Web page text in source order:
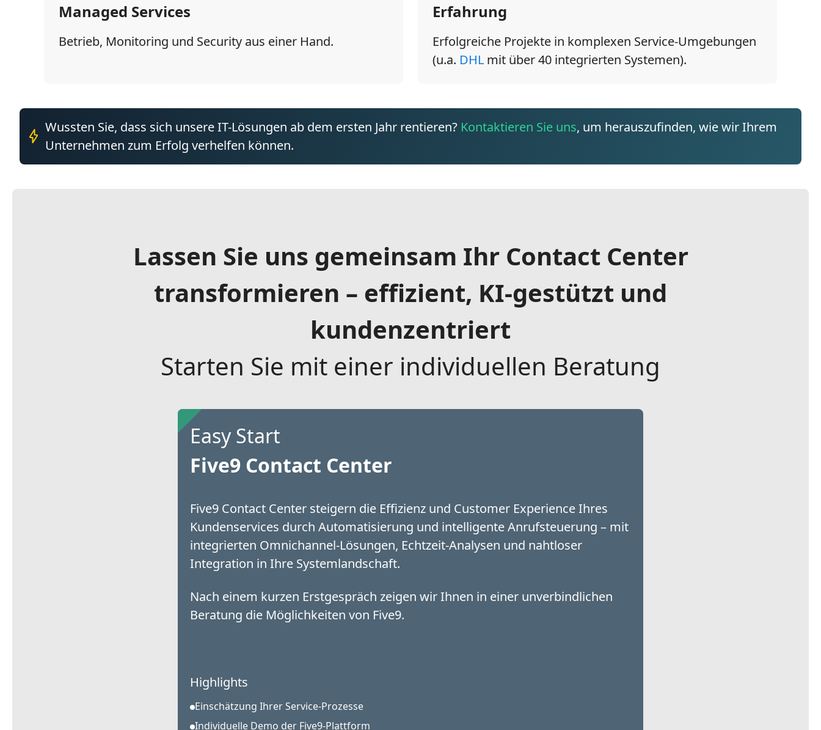
Managed Services
Betrieb, Monitoring und Security aus einer Hand.
Erfahrung
Erfolgreiche Projekte in komplexen Service-Umgebungen
(u.a. DHL mit über 40 integrierten Systemen).
Wussten Sie, dass sich unsere IT-Lösungen ab dem ersten Jahr rentieren? Kontaktieren Sie uns, um herauszufinden, wie wir Ihrem
Unternehmen zum Erfolg verhelfen können.
Lassen Sie uns gemeinsam Ihr Contact Center
transformieren – effizient, KI-gestützt und
kundenzentriert
Starten Sie mit einer individuellen Beratung
Easy Start
Five9 Contact Center
Five9 Contact Center steigern die Effizienz und Customer Experience Ihres
Kundenservices durch Automatisierung und intelligente Anrufsteuerung – mit
integrierten Omnichannel-Lösungen, Echtzeit-Analysen und nahtloser
Integration in Ihre Systemlandschaft.
Nach einem kurzen Erstgespräch zeigen wir Ihnen in einer unverbindlichen
Beratung die Möglichkeiten von Five9.
Highlights
Einschätzung Ihrer Service-Prozesse
Individuelle Demo der Five9-Plattform